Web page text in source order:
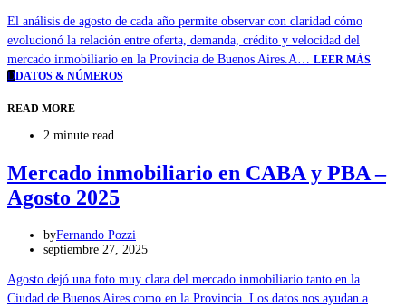
El análisis de agosto de cada año permite observar con claridad cómo
evolucionó la relación entre oferta, demanda, crédito y velocidad del
mercado inmobiliario en la Provincia de Buenos Aires.A… LEER MÁS
DDATOS & NÚMEROS
READ MORE
2 minute read
Mercado inmobiliario en CABA y PBA –
Agosto 2025
byFernando Pozzi
septiembre 27, 2025
Agosto dejó una foto muy clara del mercado inmobiliario tanto en la
Ciudad de Buenos Aires como en la Provincia. Los datos nos ayudan a